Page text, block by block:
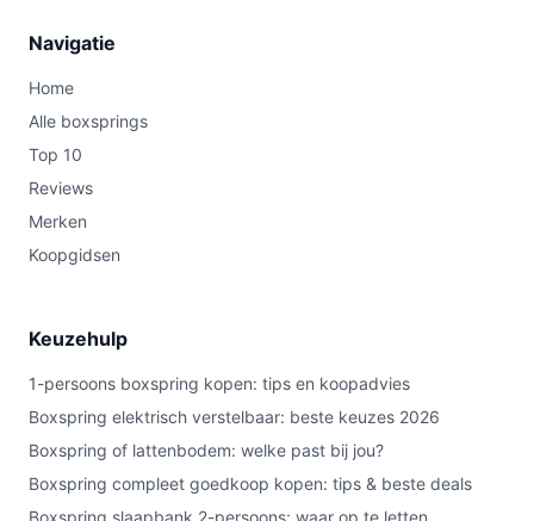
Navigatie
Home
Alle boxsprings
Top 10
Reviews
Merken
Koopgidsen
Keuzehulp
1-persoons boxspring kopen: tips en koopadvies
Boxspring elektrisch verstelbaar: beste keuzes 2026
Boxspring of lattenbodem: welke past bij jou?
Boxspring compleet goedkoop kopen: tips & beste deals
Boxspring slaapbank 2-persoons: waar op te letten